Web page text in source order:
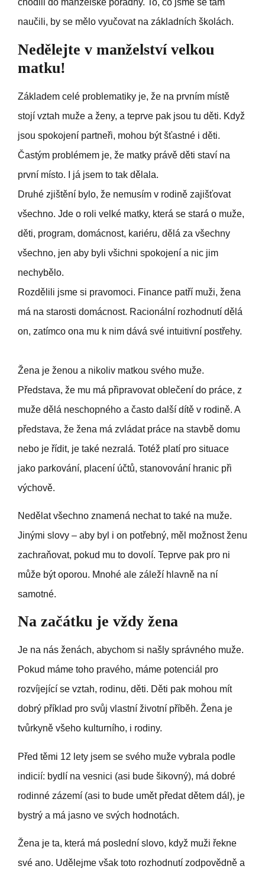
chodili do manželské poradny. To, co jsme se tam
naučili, by se mělo vyučovat na základních školách.
Nedělejte v manželství velkou
matku!
Základem celé problematiky je, že na prvním místě
stojí vztah muže a ženy, a teprve pak jsou tu děti. Když
jsou spokojení partneři, mohou být šťastné i děti.
Častým problémem je, že matky právě děti staví na
první místo. I já jsem to tak dělala.
Druhé zjištění bylo, že nemusím v rodině zajišťovat
všechno. Jde o roli velké matky, která se stará o muže,
děti, program, domácnost, kariéru, dělá za všechny
všechno, jen aby byli všichni spokojení a nic jim
nechybělo.
Rozdělili jsme si pravomoci. Finance patří muži, žena
má na starosti domácnost. Racionální rozhodnutí dělá
on, zatímco ona mu k nim dává své intuitivní postřehy.
Žena je ženou a nikoliv matkou svého muže.
Představa, že mu má připravovat oblečení do práce, z
muže dělá neschopného a často další dítě v rodině. A
představa, že žena má zvládat práce na stavbě domu
nebo je řídit, je také nezralá. Totéž platí pro situace
jako parkování, placení účtů, stanovování hranic při
výchově.
Nedělat všechno znamená nechat to také na muže.
Jinými slovy – aby byl i on potřebný, měl možnost ženu
zachraňovat, pokud mu to dovolí. Teprve pak pro ni
může být oporou. Mnohé ale záleží hlavně na ní
samotné.
Na začátku je vždy žena
Je na nás ženách, abychom si našly správného muže.
Pokud máme toho pravého, máme potenciál pro
rozvíjející se vztah, rodinu, děti. Děti pak mohou mít
dobrý příklad pro svůj vlastní životní příběh. Žena je
tvůrkyně všeho kulturního, i rodiny.
Před těmi 12 lety jsem se svého muže vybrala podle
indicií: bydlí na vesnici (asi bude šikovný), má dobré
rodinné zázemí (asi to bude umět předat dětem dál), je
bystrý a má jasno ve svých hodnotách.
Žena je ta, která má poslední slovo, když muži řekne
své ano. Udělejme však toto rozhodnutí zodpovědně a